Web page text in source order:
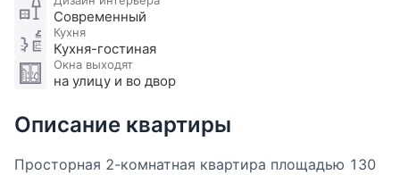
Современный
Кухня
Кухня-гостиная
Окна выходят
на улицу и во двор
Описание квартиры
Просторная 2-комнатная квартира площадью 130